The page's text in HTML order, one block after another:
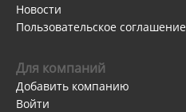
Новости
Пользовательское соглашение
Для компаний
Добавить компанию
Войти